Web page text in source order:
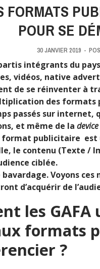
FORMATS
POUR SE
30 JANVIER 2019 -
intégrants du
vidéos, native
de se réinventer à
des formats
passés sur internet,
et même de la device
publicitaire est
le contenu (Texte /
ciblée.
Voyons
d’acquérir de
les
formats
?